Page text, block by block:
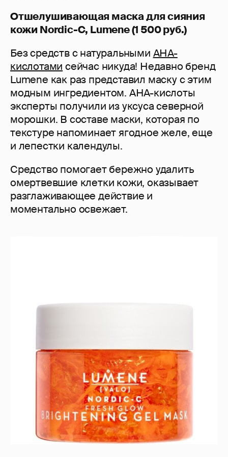
Отшелушивающая маска для сияния
кожи Nordic-C, Lumene (1 500 руб.)
Без средств с натуральными АНА-
кислотами сейчас никуда! Недавно бренд
Lumene как раз представил маску с этим
модным ингредиентом. АНА-кислоты
эксперты получили из уксуса северной
морошки. В составе маски, которая по
текстуре напоминает ягодное желе, еще
и лепестки календулы.
Средство помогает бережно удалить
омертвевшие клетки кожи, оказывает
разглаживающее действие и
моментально освежает.